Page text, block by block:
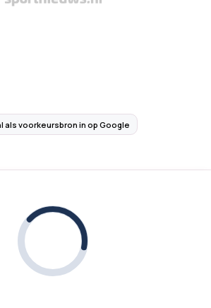
als voorkeursbron in op Google